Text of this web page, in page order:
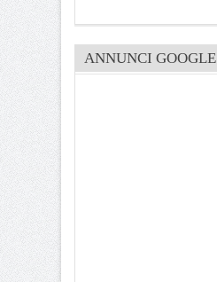
ANNUNCI GOOGLE